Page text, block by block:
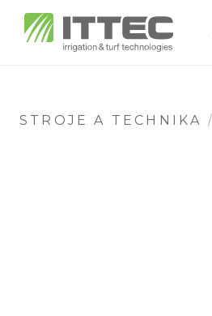
STROJE A TECHNIKA